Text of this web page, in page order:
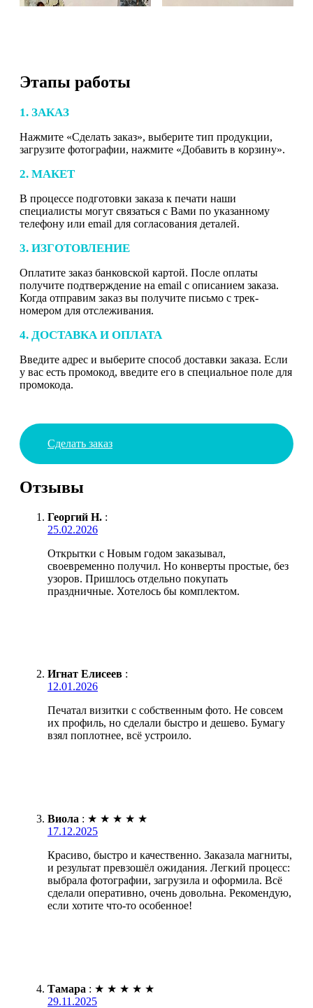
Этапы работы
1. ЗАКАЗ
Нажмите «Сделать заказ», выберите тип продукции,
загрузите фотографии, нажмите «Добавить в корзину».
2. МАКЕТ
В процессе подготовки заказа к печати наши
специалисты могут связаться с Вами по указанному
телефону или email для согласования деталей.
3. ИЗГОТОВЛЕНИЕ
Оплатите заказ банковской картой. После оплаты
получите подтверждение на email с описанием заказа.
Когда отправим заказ вы получите письмо с трек-
номером для отслеживания.
4. ДОСТАВКА И ОПЛАТА
Введите адрес и выберите способ доставки заказа. Если
у вас есть промокод, введите его в специальное поле для
промокода.
Сделать заказ
Отзывы
Георгий Н. :
25.02.2026
Открытки с Новым годом заказывал,
своевременно получил. Но конверты простые, без
узоров. Пришлось отдельно покупать
праздничные. Хотелось бы комплектом.
Игнат Елисеев :
12.01.2026
Печатал визитки с собственным фото. Не совсем
их профиль, но сделали быстро и дешево. Бумагу
взял поплотнее, всё устроило.
Виола : ★ ★ ★ ★ ★
17.12.2025
Красиво, быстро и качественно. Заказала магниты,
и результат превзошёл ожидания. Легкий процесс:
выбрала фотографии, загрузила и оформила. Всё
сделали оперативно, очень довольна. Рекомендую,
если хотите что-то особенное!
Тамара : ★ ★ ★ ★ ★
29.11.2025